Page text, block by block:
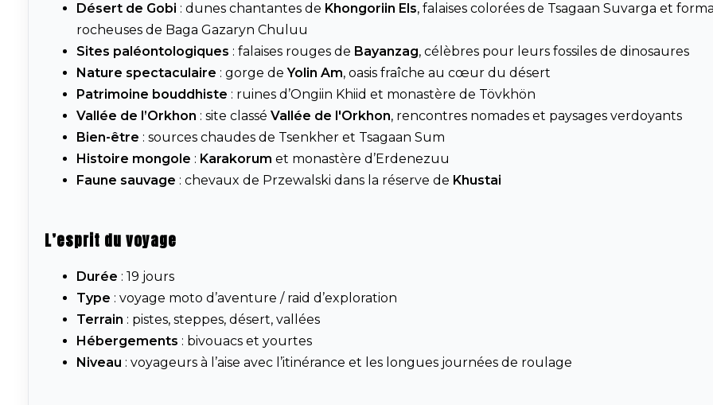
Désert de Gobi : dunes chantantes de Khongoriin Els, falaises colorées de Tsagaan Suvarga et
rocheuses de Baga Gazaryn Chuluu
Sites paléontologiques : falaises rouges de Bayanzag, célèbres pour leurs fossiles de dinosaures
Nature spectaculaire : gorge deYolin Am, oasis fraîche au cœur du désert
Patrimoine bouddhiste : ruines d’Ongiin Khiid et monastère de Tövkhön
Vallée de l’Orkhon : site classé Vallée de l'Orkhon, rencontres nomades et paysages verdoyants
Bien-être : sources chaudes de Tsenkher et Tsagaan Sum
Histoire mongole : Karakorum et monastère d’Erdenezuu
Faune sauvage : chevaux de Przewalski dans la réserve de Khustai
L’esprit du voyage
Durée : 19 jours
Type : voyage moto d’aventure / raid d’exploration
Terrain : pistes, steppes, désert, vallées
Hébergements : bivouacs et yourtes
Niveau : voyageurs à l’aise avec l’itinérance et les longues journées de roulage